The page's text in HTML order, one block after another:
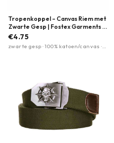
Tropenkoppel – Canvas Riem met
Zwarte Gesp | Fostex Garments |
Meerdere kleuren
€4.75
zwarte gesp · 100% katoen/canvas ·